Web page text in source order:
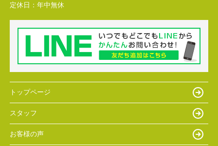
定休日： 年中無休
トップページ
スタッフ
お客様の声